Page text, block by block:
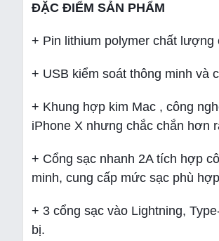
ĐẶC ĐIỂM SẢN PHẨM
+ Pin lithium polymer chất lượng
+ USB kiểm soát thông minh và
+ Khung hợp kim Mac , công
iPhone X nhưng chắc chắn hơn
+ Cổng sạc nhanh 2A tích hợp
minh, cung cấp mức sạc phù
+ 3 cổng sạc vào Lightning,
bị.